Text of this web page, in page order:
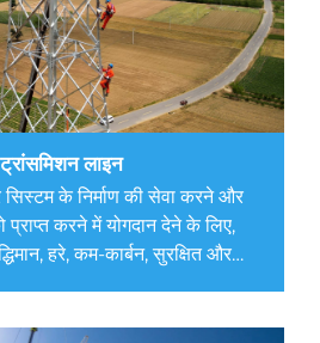
लाइन
सिस्टम के निर्माण की सेवा करने और
प्राप्त करने में योगदान देने के लिए,
हरे, कम-कार्बन, सुरक्षित और